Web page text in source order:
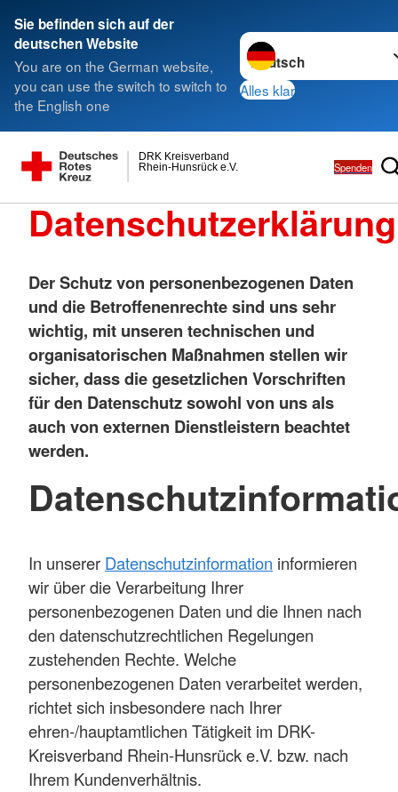
Sie befinden sich auf der
deutschen Website
You are on the German website,
you can use the switch to switch to
the English one
Sprache wechseln zu
Alles klar
Rhein-Hunsrück e.V.
DRK Kreisverband
Spenden
Datenschutzerklärung
Der Schutz von personenbezogenen Daten
und die Betroffenenrechte sind uns sehr
wichtig, mit unseren technischen und
organisatorischen Maßnahmen stellen wir
sicher, dass die gesetzlichen Vorschriften
für den Datenschutz sowohl von uns als
auch von externen Dienstleistern beachtet
werden.
In unserer Datenschutzinformation informieren
wir über die Verarbeitung Ihrer
personenbezogenen Daten und die Ihnen nach
den datenschutzrechtlichen Regelungen
zustehenden Rechte. Welche
personenbezogenen Daten verarbeitet werden,
richtet sich insbesondere nach Ihrer
ehren-/hauptamtlichen Tätigkeit im DRK-
Kreisverband Rhein-Hunsrück e.V. bzw. nach
Ihrem Kundenverhältnis.